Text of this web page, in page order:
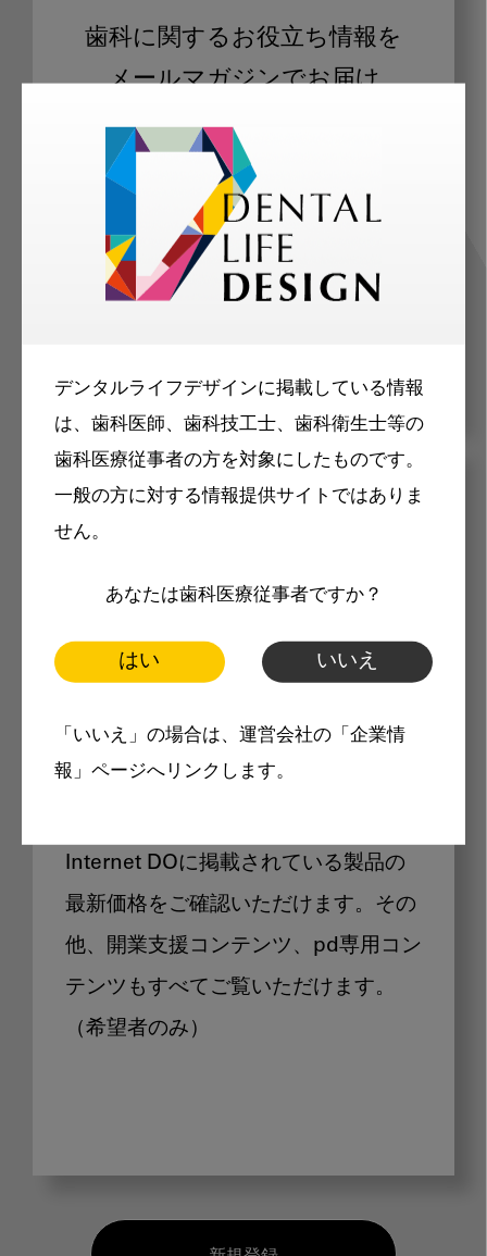
デンタルライフデザインに掲載している情報
は、歯科医師、歯科技工士、歯科衛生士等の
歯科医療従事者の方を対象にしたものです。
一般の方に対する情報提供サイトではありま
せん。
あなたは歯科医療従事者ですか？
はい いいえ
「いいえ」の場合は、運営会社の「企業情
報」ページへリンクします。
歯科に関するお役立ち情報を
メールマガジンでお届け
ご登録いただいた職種（歯科医師、歯
科衛生士、歯科技工士）に合わせた内
容のメールマガジンをお届けします。
メリット
製品価格も閲覧可能
Internet DOに掲載されている製品の
最新価格をご確認いただけます。その
他、開業支援コンテンツ、pd専用コン
テンツもすべてご覧いただけます。
（希望者のみ）